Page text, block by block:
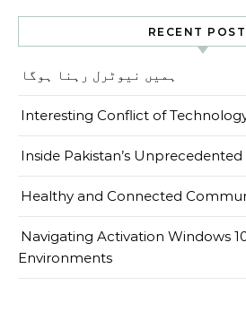
RECENT
ہمیں نیوٹرل رہنا ہوگا
Interesting Conflict of
Inside Pakistan’s Unprecedented
Healthy and Connected
Navigating Activation Windows
Environments